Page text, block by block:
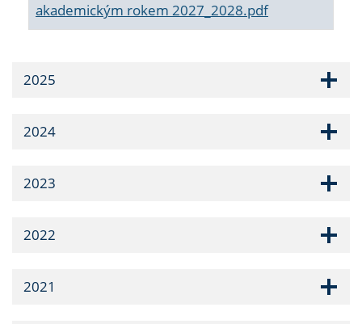
akademickým rokem 2027_2028.pdf
2025
2024
2023
2022
2021